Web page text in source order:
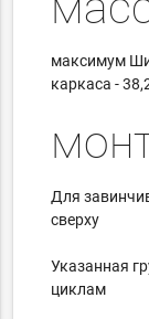
максимум
каркаса -
Для
сверху
Указанная
циклам